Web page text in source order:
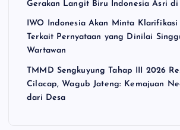
Gerakan Langit Biru Indonesia Asri
IWO Indonesia Akan Minta Klarifikasi
Terkait Pernyataan yang Dinilai
Wartawan
TMMD Sengkuyung Tahap III 2026
Cilacap, Wagub Jateng: Kemajuan
dari Desa